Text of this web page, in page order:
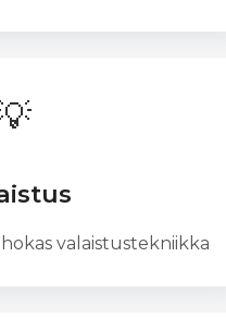
valaistustekniikka